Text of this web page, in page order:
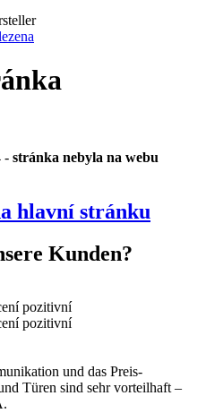
- stránka nebyla na webu
hlavní stránku
Kunden?
und das Preis-
Türen sind sehr vorteilhaft –